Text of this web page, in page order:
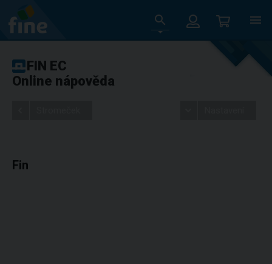
FIN EC
Online nápověda
Fin